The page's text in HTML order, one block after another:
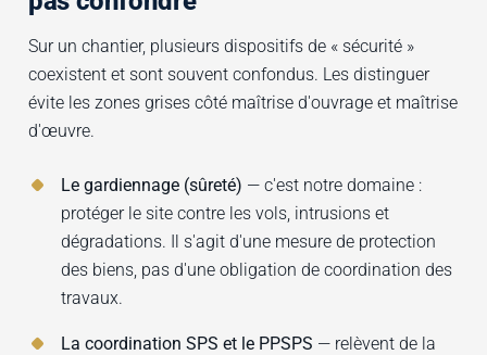
Sur un chantier, plusieurs dispositifs de « sécurité »
coexistent et sont souvent confondus. Les distinguer
évite les zones grises côté maîtrise d'ouvrage et maîtrise
d'œuvre.
Le gardiennage (sûreté) — c'est notre domaine :
protéger le site contre les vols, intrusions et
dégradations. Il s'agit d'une mesure de protection
des biens, pas d'une obligation de coordination des
travaux.
La coordination SPS et le PPSPS — relèvent de la